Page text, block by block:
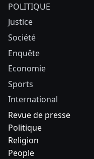
POLITIQUE
Justice
Société
Enquête
Economie
Sports
International
Revue de presse
Politique
Religion
People